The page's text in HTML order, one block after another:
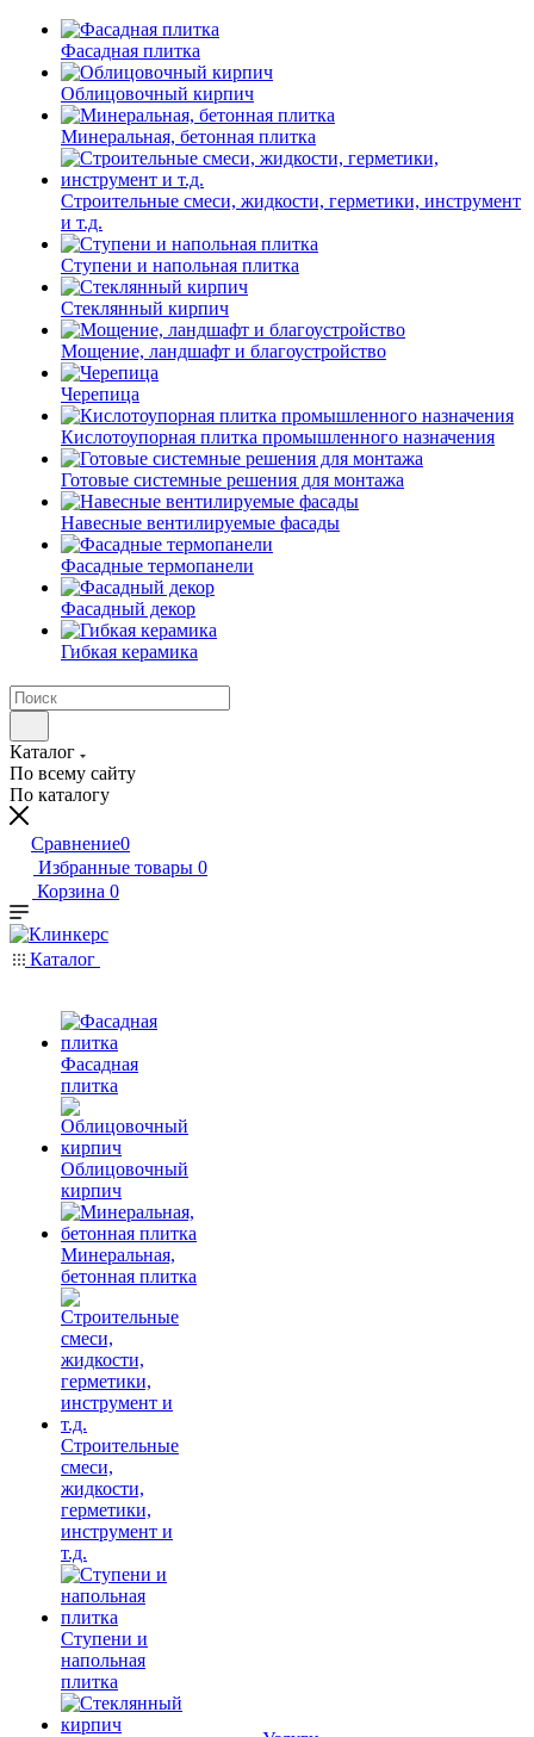
Фасадная плитка
Облицовочный кирпич
Минеральная, бетонная плитка
Строительные смеси, жидкости, герметики, инструмент
и т.д.
Ступени и напольная плитка
Cтеклянный кирпич
Мощение, ландшафт и благоустройство
Черепица
Кислотоупорная плитка промышленного назначения
Готовые системные решения для монтажа
Навесные вентилируемые фасады
Фасадные термопанели
Фасадный декор
Гибкая керамика
Каталог
По всему сайту
По каталогу
Сравнение0
Избранные товары 0
Корзина 0
Каталог
Фасадная
плитка
Облицовочный
кирпич
Минеральная,
бетонная плитка
Строительные
смеси,
жидкости,
герметики,
инструмент и
т.д.
Ступени и
напольная
плитка